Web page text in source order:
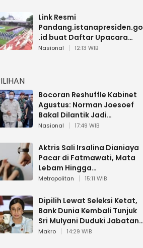
Link Resmi
Pandang.istanapresiden.go
.id buat Daftar Upacara
Bendera HUT RI di Istana
Nasional 12:13 WIB
Bocoran Reshuffle Kabinet
Agustus: Norman Joesoef
Bakal Dilantik Jadi
Wamenhan RI
Nasional 17:49 WIB
Aktris Sali Irsalina Dianiaya
Pacar di Fatmawati, Mata
Lebam Hingga
Diselamatkan Polantas
Metropolitan 15:11 WIB
Dipilih Lewat Seleksi Ketat,
Bank Dunia Kembali Tunjuk
Sri Mulyani Duduki Jabatan
Strategis
Makro 14:29 WIB